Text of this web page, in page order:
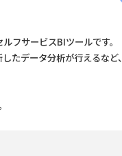
フサービスBIツールです。
たデータ分析が行えるなど、